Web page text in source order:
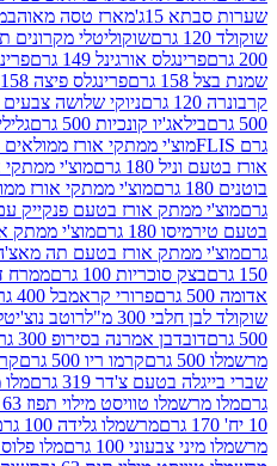
מארז טסה מאוהב מארז טסה
שוקוליטלי מקרונים תות שדה 90 גרם
אורגינל 149 גרם
פרינגלס ברביקיו 158
פרינגלס פיצה 158 גרם
ניוקי שלושה צבעים 500 גרם
מיני
קונכיות 500 גרם
ממתקי אורז ממולאים בטעם שוקולד 180
גרם
מוצ'י ממתקי אורז
אורז בטעם פנקייק עם מייפל 180 גרם
גרם
אורז בטעם תה מאצ'ה וחלב 180 גרם
סוכריות 100 גרם
ממרח דובאי פטל חלבי
פרורי קראמבל 400 גרם
רוטב פירות
300 מ"ל
רוטב נוצ'יטלו חלבי 300 מ"ל
אמרנה בסירופ 300 גרם
מילוי קינמון
קרמו ריו 500 גרם
קרם פטל למילוי
צ'דר 319 גרם
טוויסט מילוי תפוז 63 גרם
לקקן
מרשמלו גלידה 100 גרם
מרשמלו גלידה
100 גרם
מלו פלוס מרשמלו מיני